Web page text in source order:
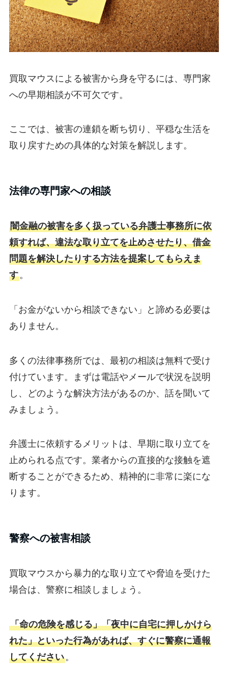
買取マウスによる被害から身を守るには、専門家
への早期相談が不可欠です。
ここでは、被害の連鎖を断ち切り、平穏な生活を
取り戻すための具体的な対策を解説します。
法律の専門家への相談
闇金融の被害を多く扱っている弁護士事務所に依
頼すれば、違法な取り立てを止めさせたり、借金
問題を解決したりする方法を提案してもらえま
す。
「お金がないから相談できない」と諦める必要は
ありません。
多くの法律事務所では、最初の相談は無料で受け
付けています。まずは電話やメールで状況を説明
し、どのような解決方法があるのか、話を聞いて
みましょう。
弁護士に依頼するメリットは、早期に取り立てを
止められる点です。業者からの直接的な接触を遮
断することができるため、精神的に非常に楽にな
ります。
警察への被害相談
買取マウスから暴力的な取り立てや脅迫を受けた
場合は、警察に相談しましょう。
「命の危険を感じる」「夜中に自宅に押しかけら
れた」といった行為があれば、すぐに警察に通報
してください。